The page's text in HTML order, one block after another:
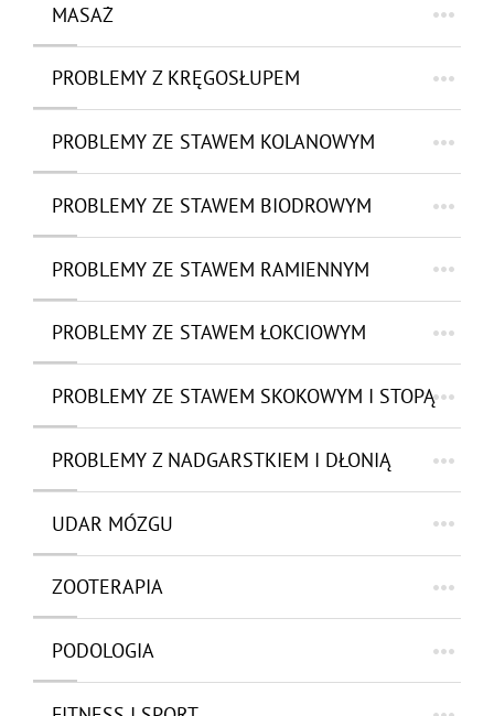
MASAŻ
PROBLEMY Z KRĘGOSŁUPEM
PROBLEMY ZE STAWEM KOLANOWYM
PROBLEMY ZE STAWEM BIODROWYM
PROBLEMY ZE STAWEM RAMIENNYM
PROBLEMY ZE STAWEM ŁOKCIOWYM
PROBLEMY ZE STAWEM SKOKOWYM I STOPĄ
PROBLEMY Z NADGARSTKIEM I DŁONIĄ
UDAR MÓZGU
ZOOTERAPIA
PODOLOGIA